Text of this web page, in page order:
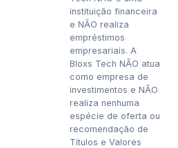
instituição financeira
e NÃO realiza
empréstimos
empresariais. A
Bloxs Tech NÃO atua
como empresa de
investimentos e NÃO
realiza nenhuma
espécie de oferta ou
recomendação de
Títulos e Valores